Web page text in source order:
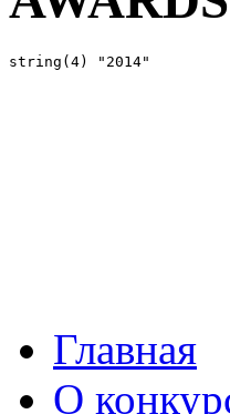
Главная
О